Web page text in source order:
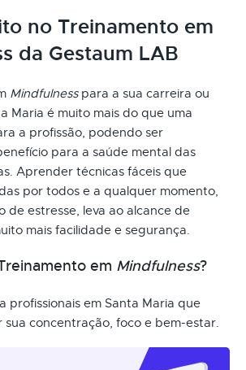
no Treinamento em
da Gestaum LAB
Mindfulnesspara a sua carreira ou
Maria é muito mais do que uma
a profissão, podendo ser
para a saúde mental das
Aprender técnicas fáceis que
por todos e a qualquer momento,
de estresse, leva ao alcance de
mais facilidade e segurança.
em Mindfulness?
profissionais em Santa Maria que
sua concentração, foco e bem-estar.